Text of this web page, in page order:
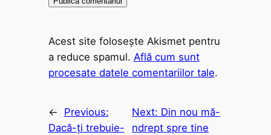
Acest site folosește Akismet pentru
a reduce spamul. Află cum sunt
procesate datele comentariilor tale.
←
Previous:
Dacă-ţi trebuie-
Next: Din nou mă-
ndrept spre tine